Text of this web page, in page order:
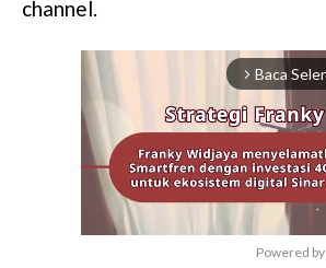
channel.
arrow_forward_ios Baca
Powered by